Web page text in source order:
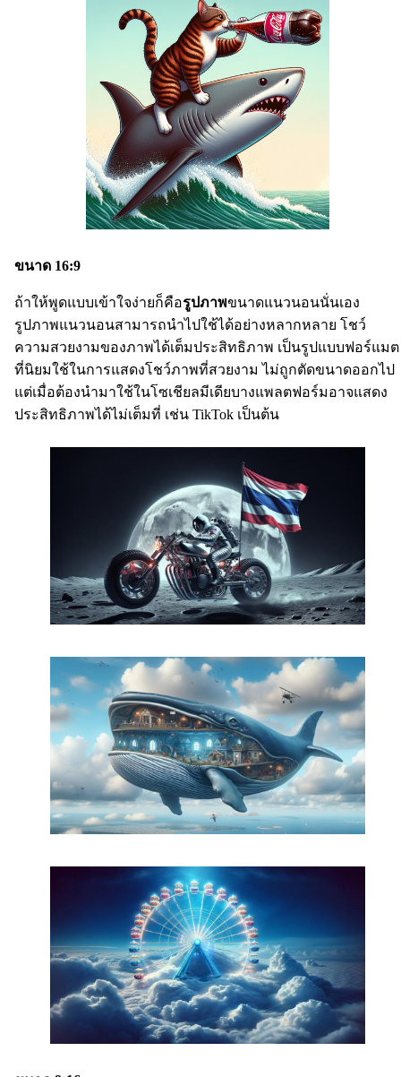
ขนาด 16:9
ถ้าให้พูดแบบเข้าใจง่ายก็คือรูปภาพขนาดแนวนอนนั่นเอง
รูปภาพแนวนอนสามารถนำไปใช้ได้อย่างหลากหลาย โชว์
ความสวยงามของภาพได้เต็มประสิทธิภาพ เป็นรูปแบบฟอร์แมต
ที่นิยมใช้ในการแสดงโชว์ภาพที่สวยงาม ไม่ถูกตัดขนาดออกไป
แต่เมื่อต้องนำมาใช้ในโซเชียลมีเดียบางแพลตฟอร์มอาจแสดง
ประสิทธิภาพได้ไม่เต็มที่ เช่น TikTok เป็นต้น